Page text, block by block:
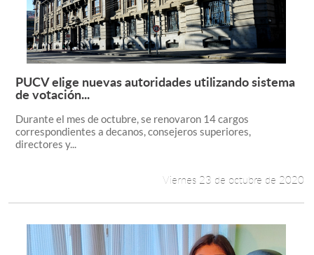
Leer más +
PUCV elige nuevas autoridades utilizando sistema
de votación...
Durante el mes de octubre, se renovaron 14 cargos
correspondientes a decanos, consejeros superiores,
directores y...
Viernes 23 de octubre de 2020